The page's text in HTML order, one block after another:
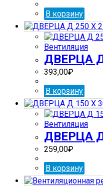
В корзину
Вентиляция
ДВЕРЦА Д
393,00₽
В корзину
Вентиляция
ДВЕРЦА Д
259,00₽
В корзину